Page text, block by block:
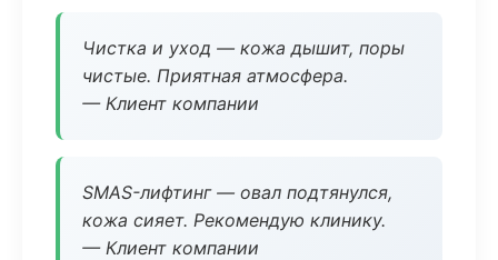
Чистка и уход — кожа дышит, поры
чистые. Приятная атмосфера.
— Клиент компании
SMAS-лифтинг — овал подтянулся,
кожа сияет. Рекомендую клинику.
— Клиент компании